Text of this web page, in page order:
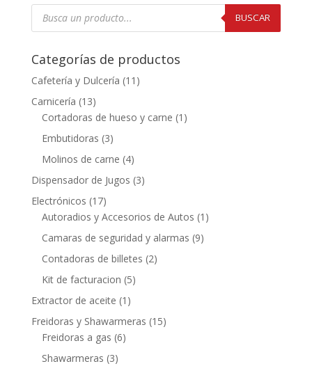
Búsqueda
BUSCAR
Categorías de productos
Cafetería y Dulcería (11)
Carnicería (13)
Cortadoras de hueso y carne (1)
Embutidoras (3)
Molinos de carne (4)
Dispensador de Jugos (3)
Electrónicos (17)
Autoradios y Accesorios de Autos (1)
Camaras de seguridad y alarmas (9)
Contadoras de billetes (2)
Kit de facturacion (5)
Extractor de aceite (1)
Freidoras y Shawarmeras (15)
Freidoras a gas (6)
Shawarmeras (3)